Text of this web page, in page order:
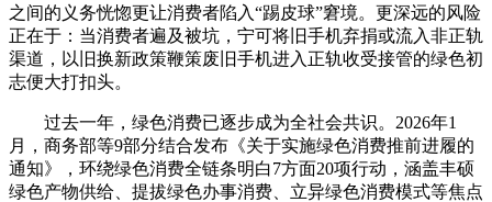
之间的义务恍惚更让消费者陷入“踢皮球”窘境。更深远的风险
正在于：当消费者遍及被坑，宁可将旧手机弃捐或流入非正轨
渠道，以旧换新政策鞭策废旧手机进入正轨收受接管的绿色初
志便大打扣头。
过去一年，绿色消费已逐步成为全社会共识。2026年1
月，商务部等9部分结合发布《关于实施绿色消费推前进履的
通知》，环绕绿色消费全链条明白7方面20项行动，涵盖丰硕
绿色产物供给、提拔绿色办事消费、立异绿色消费模式等焦点